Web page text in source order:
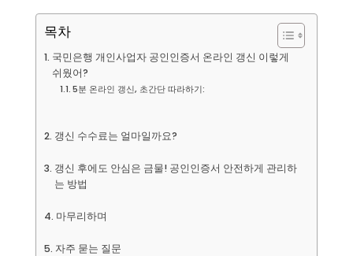
목차
국민은행 개인사업자 공인인증서 온라인 갱신 이렇게
쉬웠어?
5분 온라인 갱신, 초간단 따라하기:
갱신 수수료는 얼마일까요?
갱신 후에도 안심은 금물! 공인인증서 안전하게 관리하
는 방법
마무리하며
자주 묻는 질문